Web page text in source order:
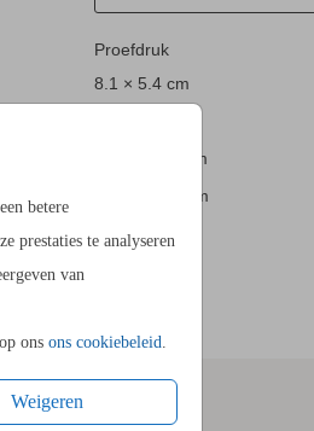
betere
prestaties te analyseren
van
ons ons cookiebeleid.
Weigeren
Proefdruk
8.1 × 5.4 cm
17.1 × 11.4 cm
21.6 × 14.4 cm
Enveloppen